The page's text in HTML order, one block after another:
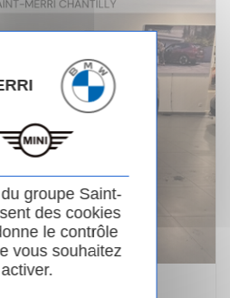
groupe Saint-
des cookies
le contrôle
vous souhaitez
activer.